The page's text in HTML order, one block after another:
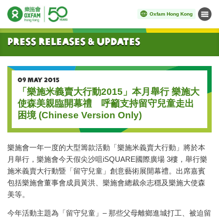
Oxfam Hong Kong Menu
Start main content
Press Releases & Updates
09 MAY 2015
「樂施米義賣大行動2015」本月舉行 樂施大
使森美親臨開幕禮 呼籲支持留守兒童走出
困境 (Chinese Version Only)
樂施會一年一度的大型籌款活動「樂施米義賣大行動」將於本
月舉行，樂施會今天假尖沙咀iSQUARE國際廣場 3樓，舉行樂
施米義賣大行動暨「留守兒童」創意藝術展開幕禮。出席嘉賓
包括樂施會董事會成員黃洪、樂施會總裁余志穩及樂施大使森
美等。
今年活動主題為「留守兒童」– 那些父母離鄉進城打工、被迫留